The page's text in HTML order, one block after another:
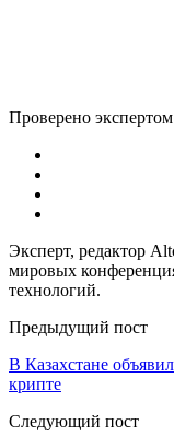
Проверено
Эксперт, редактор
мировых
технологий.
Предыдущий пост
В Казахстане
крипте
Следующий пост